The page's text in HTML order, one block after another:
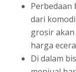
Perbedaan
dari
grosir
harga
Di dalam